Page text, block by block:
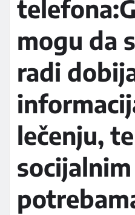
mogu da
radi
lečenju,
socijalnim